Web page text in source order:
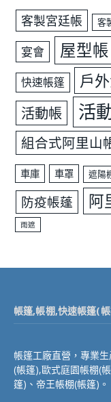
客製宮廷帳 客
宴會 屋型帳
快速帳篷 戶
活動帳 活
組合式阿里山
車庫 車罩 遮陽
防疫帳蓬 阿
雨遮
帳篷,帳棚,快速帳篷(
帳篷工廠直營，專業
(帳篷),歐式庭園帳棚(
篷)、帝王帳棚(帳篷)。